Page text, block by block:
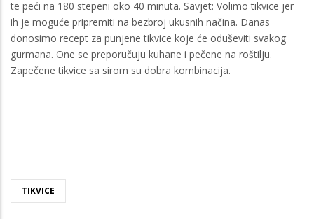
te peći na 180 stepeni oko 40 minuta. Savjet: Volimo tikvice jer
ih je moguće pripremiti na bezbroj ukusnih načina. Danas
donosimo recept za punjene tikvice koje će oduševiti svakog
gurmana. One se preporučuju kuhane i pečene na roštilju.
Zapečene tikvice sa sirom su dobra kombinacija.
TIKVICE